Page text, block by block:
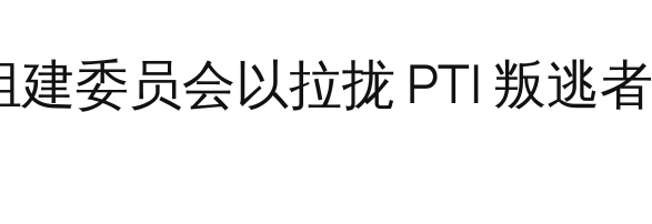
委员会以拉拢 PTI 叛逃者